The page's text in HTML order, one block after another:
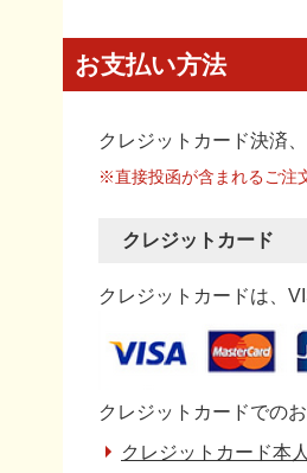
お支払い方法
クレジットカード決済
※直接投函が含まれるご注
クレジットカード
クレジットカードは、
クレジットカードでの
クレジットカード本